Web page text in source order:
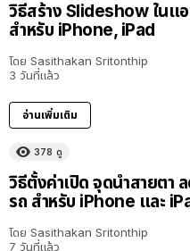
วิธีสร้าง Slideshow ในแ
สำหรับ iPhone, iPad
โดย Sasithakan Sritonthip
3 วันที่แล้ว
อ่านเพิ่มเติม
378 ดู
วิธีตั้งค่าเปิด จุดนำสายตา
รถ สำหรับ iPhone และ
โดย Sasithakan Sritonthip
7 วันที่แล้ว